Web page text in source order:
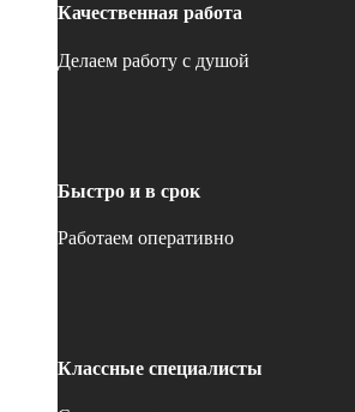
Качественная работа
Делаем работу с душой
Быстро и в срок
Работаем оперативно
Классные специалисты